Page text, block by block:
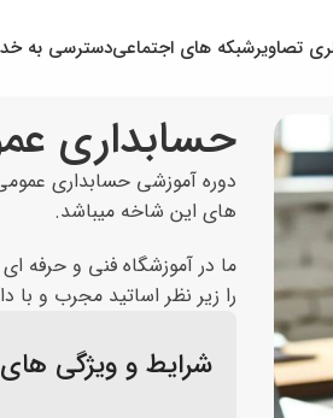
تصاویرشبکه های اجتماعیدسترسی به
حسابداری
دوره آموزشی حسابداری
های این شاخه میباشد.
ما در آموزشگاه فنی و حرفه
را زیر نظر اساتید مجرب و با
شرایط و ویژگی